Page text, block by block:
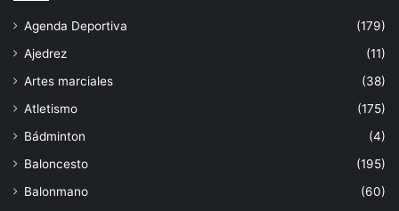
Agenda Deportiva
(179)
Ajedrez
(11)
Artes marciales
(38)
Atletismo
(175)
Bádminton
(4)
Baloncesto
(195)
Balonmano
(60)